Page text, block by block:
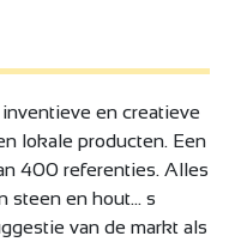
en creatieve
lokale producten. Een
400 referenties. Alles
steen en hout... s
van de markt als